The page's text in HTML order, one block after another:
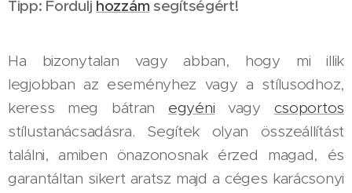
Tipp: Fordulj hozzámsegítségért!
Ha bizonytalan vagy abban, hogy mi illik
legjobban az eseményhez vagy a stílusodhoz,
keress meg bátran egyéni vagy csoportos
stílustanácsadásra. Segítek olyan összeállítást
találni, amiben önazonosnak érzed magad, és
garantáltan sikert aratsz majd a céges karácsonyi